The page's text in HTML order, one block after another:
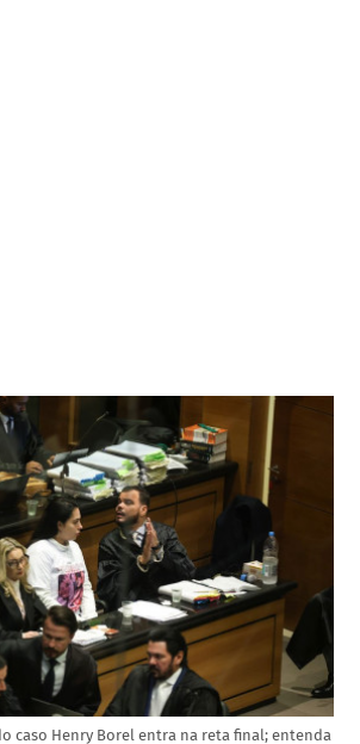
caso Henry Borel entra na reta final; entenda